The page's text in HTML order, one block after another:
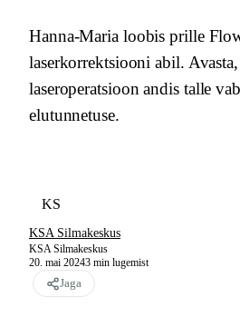
Hanna-Maria loobis prille
laserkorrektsiooni abil.
laseroperatsioon andis talle
elutunnetuse.
KS
KSA Silmakeskus
KSA Silmakeskus
20. mai 20243 min lugemist
Jaga